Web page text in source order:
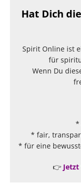
Hat Dich
Spirit Online ist
für
Wenn Du
*
* fair,
* für eine
👉